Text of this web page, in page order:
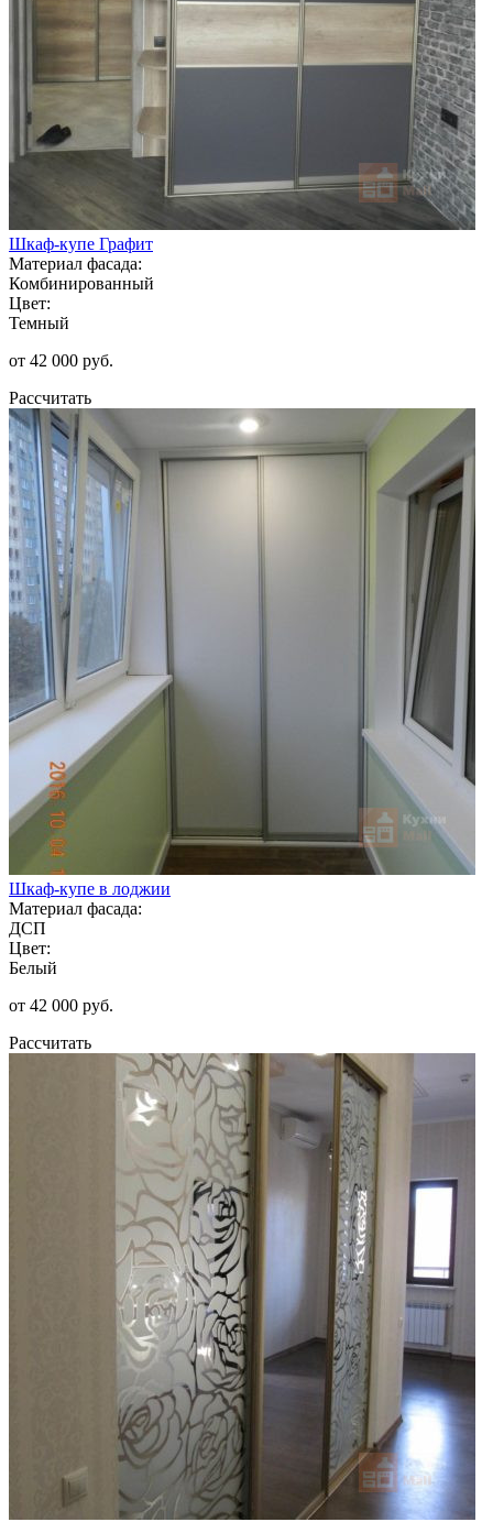
Шкаф-купе Графит
Материал фасада:
Комбинированный
Цвет:
Темный
от 42 000 руб.
Рассчитать
Шкаф-купе в лоджии
Материал фасада:
ДСП
Цвет:
Белый
от 42 000 руб.
Рассчитать